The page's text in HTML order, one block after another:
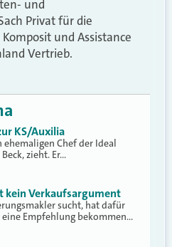
und
Privat für die
und Assistance
Vertrieb.
KS/Auxilia
Chef der Ideal
zieht. Er…
kein Verkaufsargument
sucht, hat dafür
Empfehlung bekommen…